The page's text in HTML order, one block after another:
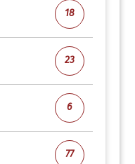
18
23
6
77